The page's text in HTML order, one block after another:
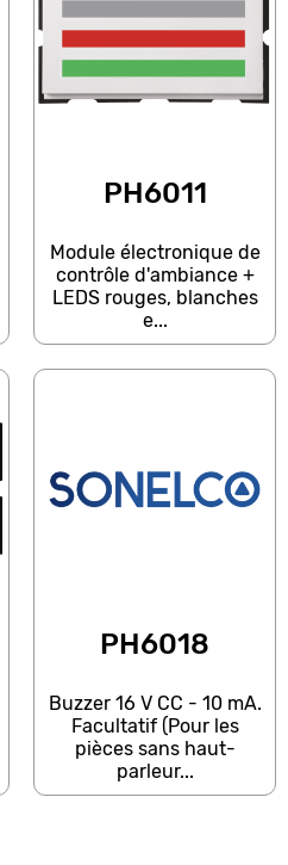
PH6011
Module électronique de
contrôle d'ambiance +
LEDS rouges, blanches
e...
PH6018
Buzzer 16 V CC - 10 mA.
Facultatif (Pour les
pièces sans haut-
parleur...